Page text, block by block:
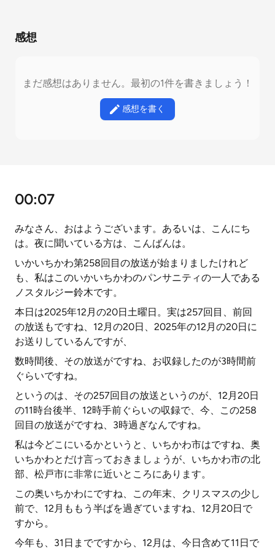
感想
まだ感想はありません。最初の1件を書きましょう！
感想を書く
00:07
みなさん、おはようございます。あるいは、こんにち
は。夜に聞いている方は、こんばんは。
いかいちかわ第258回目の放送が始まりましたけれど
も、私はこのいかいちかわのパンサニティの一人である
ノスタルジー鈴木です。
本日は2025年12月の20日土曜日。実は257回目、前回
の放送もですね、12月の20日、2025年の12月の20日に
お送りしているんですが、
数時間後、その放送がですね、お収録したのが3時間前
ぐらいですね。
というのは、その257回目の放送というのが、12月20日
の11時台後半、12時手前ぐらいの収録で、今、この258
回目の放送がですね、3時過ぎなんですね。
私は今どこにいるかというと、いちかわ市はですね、奥
いちかわとだけ言っておきましょうが、いちかわ市の北
部、松戸市に非常に近いところにあります。
この奥いちかわにですね、この年末、クリスマスの少し
前で、12月ももう半ばを過ぎていますね、12月20日で
すから。
今年も、31日までですから、12月は、今日含めて11日で